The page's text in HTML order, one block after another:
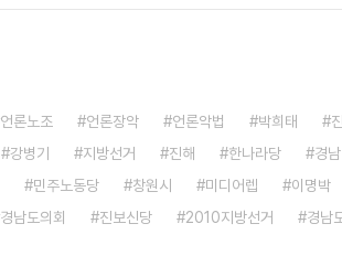
언론노조 언론장악 언론악법 박희태
강병기 지방선거 진해 한나라당 경남
민주노동당 창원시 미디어렙 이명박
경남도의회 진보신당 2010지방선거 경남